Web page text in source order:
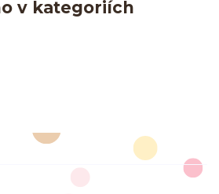
v kategoriích